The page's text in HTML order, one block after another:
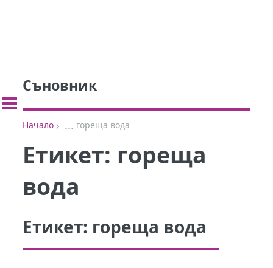
Съновник
Начало › ... гореща вода
Етикет: гореща
вода
Етикет: гореща вода